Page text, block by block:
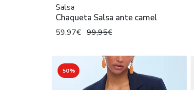
Salsa
Chaqueta Salsa ante camel
59,97€ 99,95€
50%